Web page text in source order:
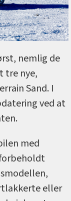
nemlig de
tre nye,
Sand. I
ved at
med
eller